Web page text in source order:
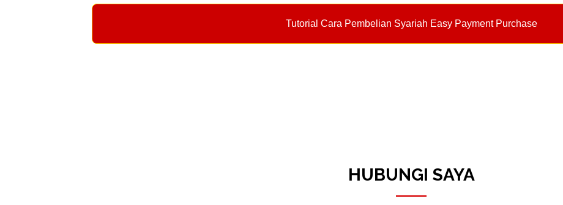
Tutorial Cara Pembelian Syariah Easy Payment Purchase
HUBUNGI SAYA